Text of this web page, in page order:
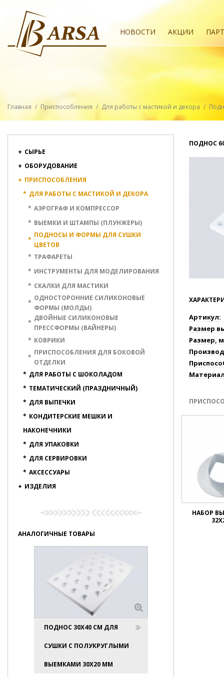
НОВОСТИ АКЦИИ
Главная / Приспособления / Для работы с мастикой и декора /
+ СЫРЬЕ
+ ОБОРУДОВАНИЕ
+ ПРИСПОСОБЛЕНИЯ
* ДЛЯ РАБОТЫ С МАСТИКОЙ И ДЕКОРА
* АЭРОГРАФ И КОМПРЕССОР
* ВЫЕМКИ И ШТАМПЫ (ПЛУНЖЕРЫ)
*
ПОДНОСЫ И ФОРМЫ ДЛЯ СУШКИ
ЦВЕТОВ
* ТРАФАРЕТЫ
* ИНСТРУМЕНТЫ ДЛЯ МОДЕЛИРОВАНИЯ
* СКАЛКИ ДЛЯ МАСТИКИ
*
ОДНОСТОРОННИЕ СИЛИКОНОВЫЕ
ФОРМЫ (МОЛДЫ)
*
ДВОЙНЫЕ СИЛИКОНОВЫЕ
ПРЕССФОРМЫ (ВАЙНЕРЫ)
* КОВРИКИ
*
ПРИСПОСОБЛЕНИЯ ДЛЯ БОКОВОЙ
ОТДЕЛКИ
* ДЛЯ РАБОТЫ С ШОКОЛАДОМ
* ТЕМАТИЧЕСКИЙ (ПРАЗДНИЧНЫЙ)
* ДЛЯ ВЫПЕЧКИ
* КОНДИТЕРСКИЕ МЕШКИ И
НАКОНЕЧНИКИ
* ДЛЯ УПАКОВКИ
* ДЛЯ СЕРВИРОВКИ
* АКСЕССУАРЫ
+ ИЗДЕЛИЯ
АНАЛОГИЧНЫЕ ТОВАРЫ
ПОДНОС 30Х40 СМ ДЛЯ
СУШКИ С ПОЛУКРУГЛЫМИ
ВЫЕМКАМИ 30Х20 ММ
ПОДНОС
Артикул:
Размер
Размер,
НАБОР